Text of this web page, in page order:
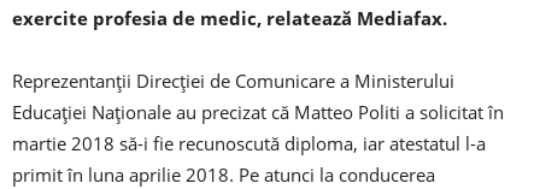
exercite profesia de medic, relatează Mediafax.
Reprezentanţii Direcţiei de Comunicare a Ministerului
Educaţiei Naţionale au precizat că Matteo Politi a solicitat în
martie 2018 să-i fie recunoscută diploma, iar atestatul l-a
primit în luna aprilie 2018. Pe atunci la conducerea